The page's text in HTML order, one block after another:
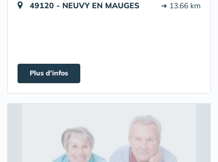
49120 - NEUVY EN MAUGES ➔ 13.66 km
Plus d'infos